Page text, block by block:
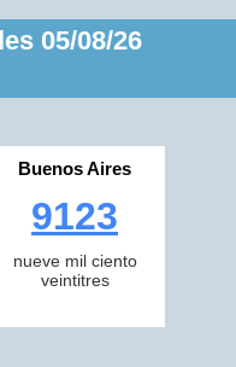
05/08/26
Buenos Aires
9123
nueve mil ciento
veintitres